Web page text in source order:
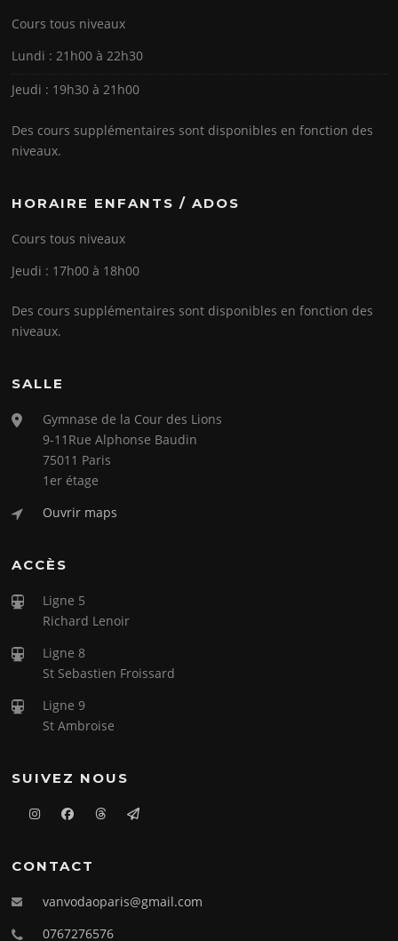
Cours tous niveaux
Lundi : 21h00 à 22h30
Jeudi : 19h30 à 21h00
Des cours supplémentaires sont disponibles en fonction des
niveaux.
HORAIRE ENFANTS / ADOS
Cours tous niveaux
Jeudi : 17h00 à 18h00
Des cours supplémentaires sont disponibles en fonction des
niveaux.
SALLE
Gymnase de la Cour des Lions
9-11Rue Alphonse Baudin
75011 Paris
1er étage
Ouvrir maps
ACCÈS
Ligne 5
Richard Lenoir
Ligne 8
St Sebastien Froissard
Ligne 9
St Ambroise
SUIVEZ NOUS
CONTACT
vanvodaoparis@gmail.com
0767276576